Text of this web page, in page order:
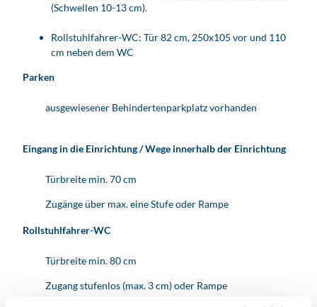
(Schwellen 10-13 cm).
Rollstuhlfahrer-WC: Tür 82 cm, 250x105 vor und 110
cm neben dem WC
Parken
ausgewiesener Behindertenparkplatz vorhanden
Eingang in die Einrichtung / Wege innerhalb der Einrichtung
Türbreite min. 70 cm
Zugänge über max. eine Stufe oder Rampe
Rollstuhlfahrer-WC
Türbreite min. 80 cm
Zugang stufenlos (max. 3 cm) oder Rampe